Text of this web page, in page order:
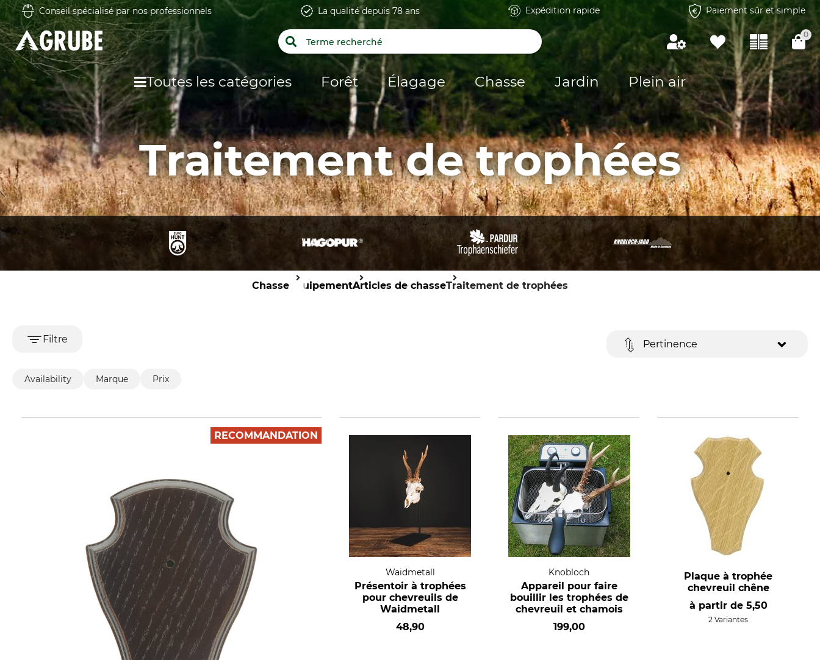
Conseil spécialisé par nos professionnels La qualité depuis 78 ans Expédition rapide Paiement sûr et simple
0
Toutes les catégories Forêt Élagage Chasse Jardin Plein air
Traitement de trophées
Chasse ÉquipementArticles de chasseTraitement de trophées
Filtre Pertinence
Availability Marque Prix
RECOMMANDATION
Waidmetall
Présentoir à trophées
pour chevreuils de
Waidmetall
48,90
Knobloch
Appareil pour faire
bouillir les trophées de
chevreuil et chamois
199,00
Plaque à trophée
chevreuil chêne
à partir de 5,50
2 Variantes